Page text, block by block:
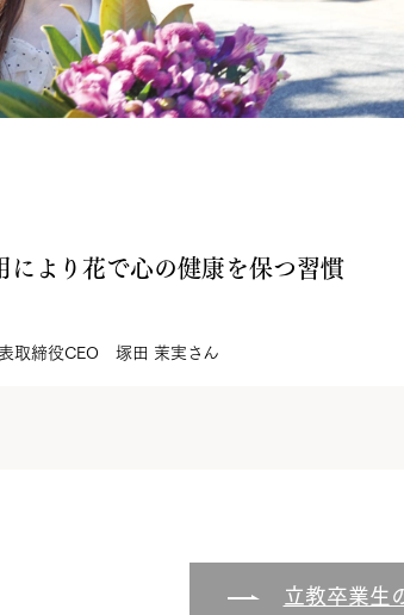
により花で心の健康を保つ習慣
取締役CEO 塚田 茉実さん
立教卒業生